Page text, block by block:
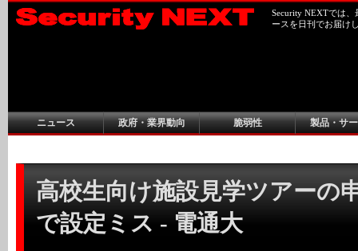
Security NEXTでは
ースを日刊でお届け
ニュース 政府・業界動向 脆弱性 製品・サ
高校生向け施設見学ツアーの
で設定ミス - 電通大